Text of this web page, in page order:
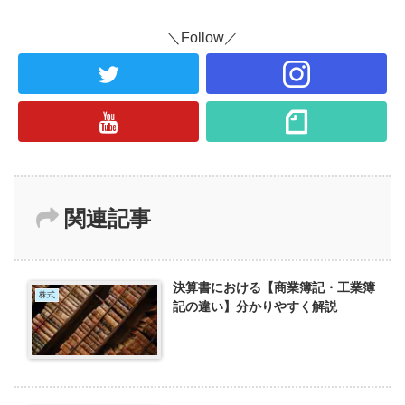
＼Follow／
関連記事
株式
決算書における【商業簿記・工業簿
記の違い】分かりやすく解説